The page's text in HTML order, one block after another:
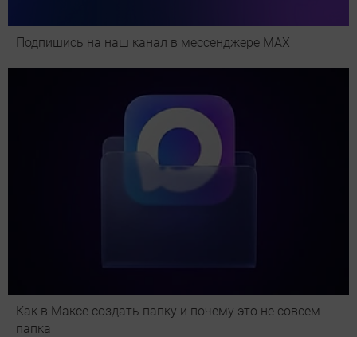
Подпишись на наш канал в мессенджере МАХ
Как в Максе создать папку и почему это не совсем
папка